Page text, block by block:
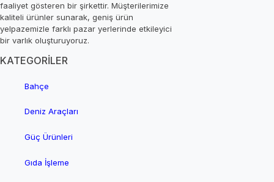
faaliyet gösteren bir şirkettir. Müşterilerimize
kaliteli ürünler sunarak, geniş ürün
yelpazemizle farklı pazar yerlerinde etkileyici
bir varlık oluşturuyoruz.
KATEGORİLER
Bahçe
Deniz Araçları
Güç Ürünleri
Gıda İşleme